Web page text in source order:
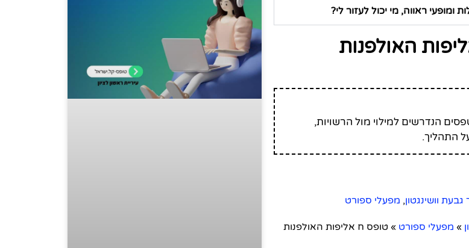
ראווה, מי יכול לעזור לי?
האולפנות
הנדרשים למילוי מול הרשויות,
התהליך.
וושינגטון, מפעלי ספורט
» מפעלי ספורט » טופס ח אליפות האולפנות